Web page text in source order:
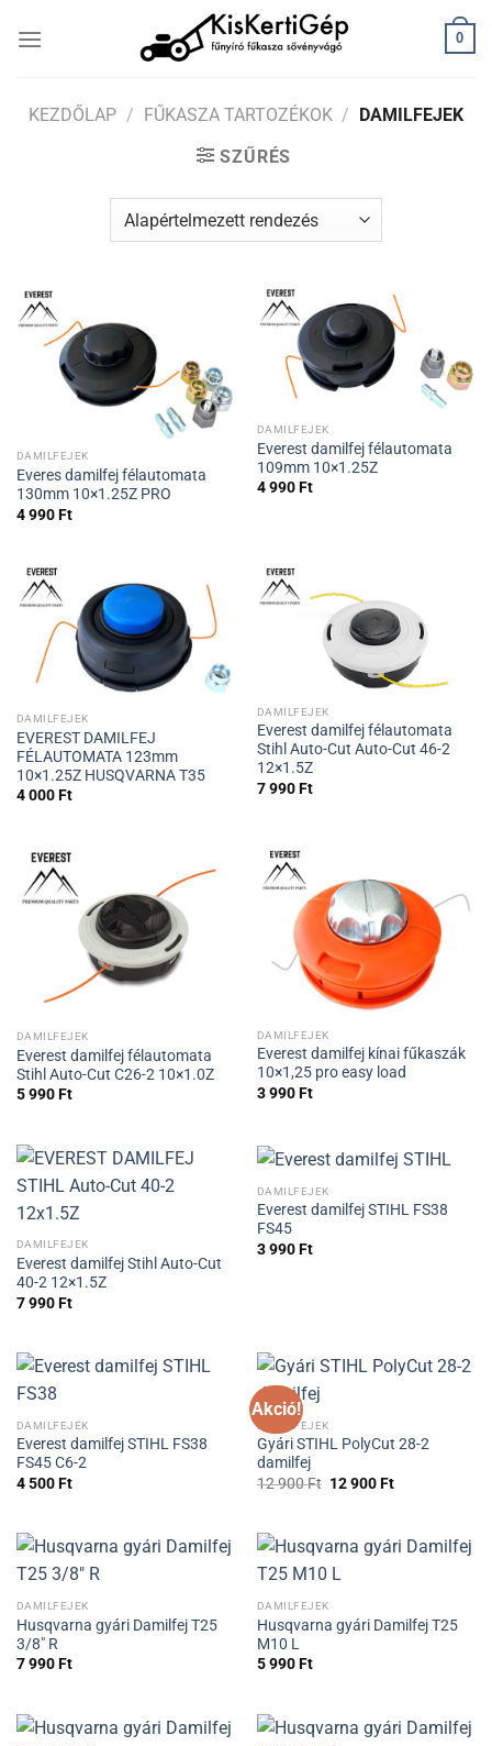
0
KEZDŐLAP / FŰKASZA TARTOZÉKOK / DAMILFEJEK
SZŰRÉS
DAMILFEJEK
Everes damilfej félautomata
130mm 10×1.25Z PRO
4 990Ft
DAMILFEJEK
Everest damilfej félautomata
109mm 10×1.25Z
4 990Ft
DAMILFEJEK
EVEREST DAMILFEJ
FÉLAUTOMATA 123mm
10×1.25Z HUSQVARNA T35
4 000Ft
DAMILFEJEK
Everest damilfej félautomata
Stihl Auto-Cut Auto-Cut 46-2
12×1.5Z
7 990Ft
DAMILFEJEK
Everest damilfej félautomata
Stihl Auto-Cut C26-2 10×1.0Z
5 990Ft
DAMILFEJEK
Everest damilfej kínai fűkaszák
10×1,25 pro easy load
3 990Ft
DAMILFEJEK
Everest damilfej Stihl Auto-Cut
40-2 12×1.5Z
7 990Ft
DAMILFEJEK
Everest damilfej STIHL FS38
FS45
3 990Ft
DAMILFEJEK
Everest damilfej STIHL FS38
FS45 C6-2
4 500Ft
Akció!
DAMILFEJEK
Gyári STIHL PolyCut 28-2
damilfej
12 900Ft Original
900 Ft.
12 900FtCurrent
900 Ft.
DAMILFEJEK
Husqvarna gyári Damilfej T25
3/8″ R
7 990Ft
DAMILFEJEK
Husqvarna gyári Damilfej T25
M10 L
5 990Ft